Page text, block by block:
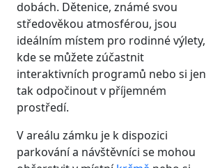
dobách. Dětenice, známé svou
středověkou atmosférou, jsou
ideálním místem pro rodinné výlety,
kde se můžete zúčastnit
interaktivních programů nebo si jen
tak odpočinout v příjemném
prostředí.
V areálu zámku je k dispozici
parkování a návštěvníci se mohou